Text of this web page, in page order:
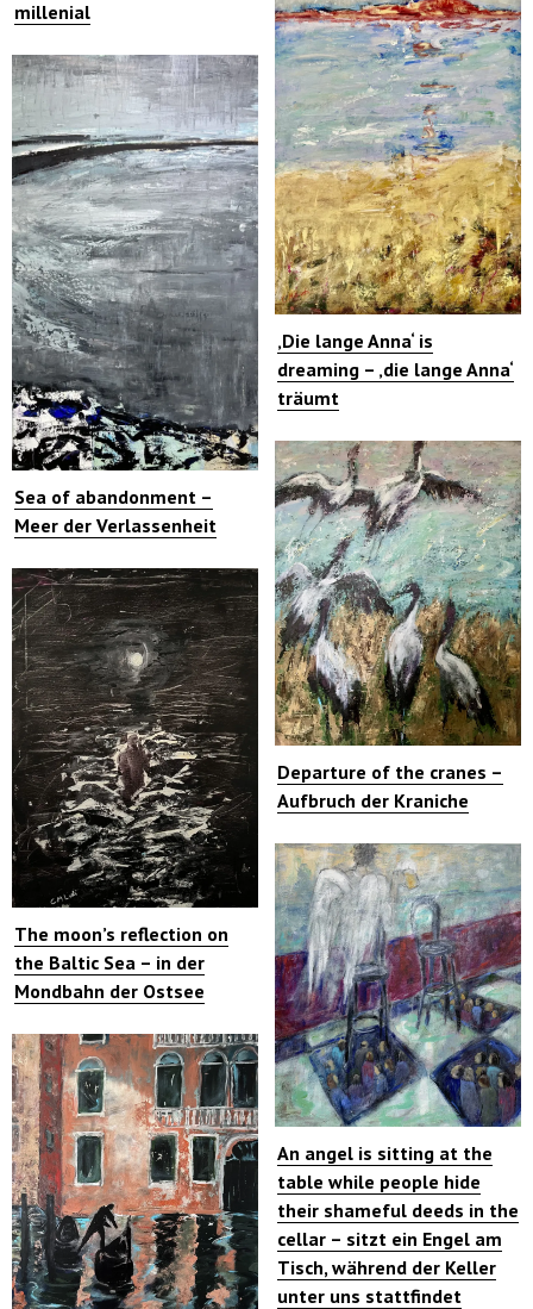
millenial
Sea of abandonment –
Meer der Verlassenheit
The moon’s reflection on
the Baltic Sea – in der
Mondbahn der Ostsee
‚Die lange Anna‘ is
dreaming – ‚die lange Anna‘
träumt
Departure of the cranes –
Aufbruch der Kraniche
An angel is sitting at the
table while people hide
their shameful deeds in the
cellar – sitzt ein Engel am
Tisch, während der Keller
unter uns stattfindet